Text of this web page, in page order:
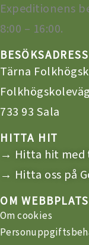
Expeditionens
8:00 – 16:00.
BESÖKSADRESS
Tärna
733 93 Sala
HITTA HIT
→ Hitta hit med
→ Hitta oss på
OM
Om cookies